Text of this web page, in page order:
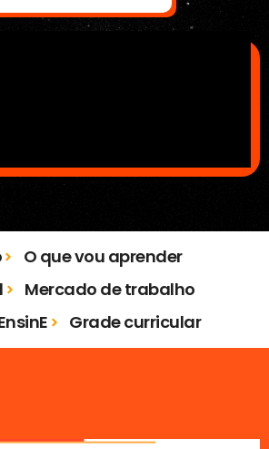
O que vou aprender
Mercado de trabalho
Grade curricular